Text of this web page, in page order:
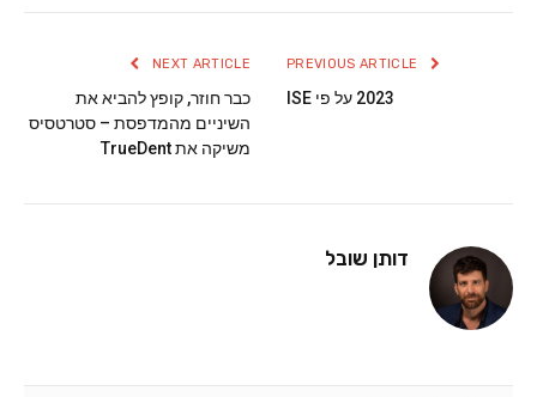
2023 על פי ISE
NEXT ARTICLE
כבר חוזר, קופץ להביא את
השיניים מהמדפסת – סטרטסיס
משיקה את TrueDent
דותן שובל